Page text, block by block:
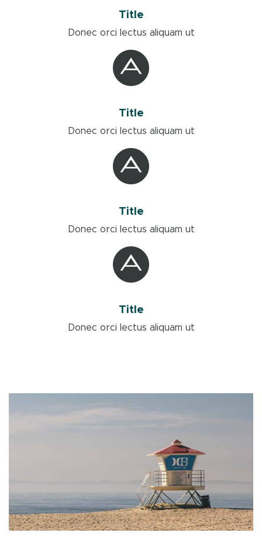
Title
Donec orci lectus aliquam ut
Title
Donec orci lectus aliquam ut
Title
Donec orci lectus aliquam ut
Title
Donec orci lectus aliquam ut